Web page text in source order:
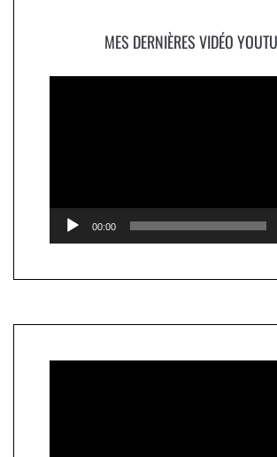
MES DERNIÈRES VIDÉO
00:00